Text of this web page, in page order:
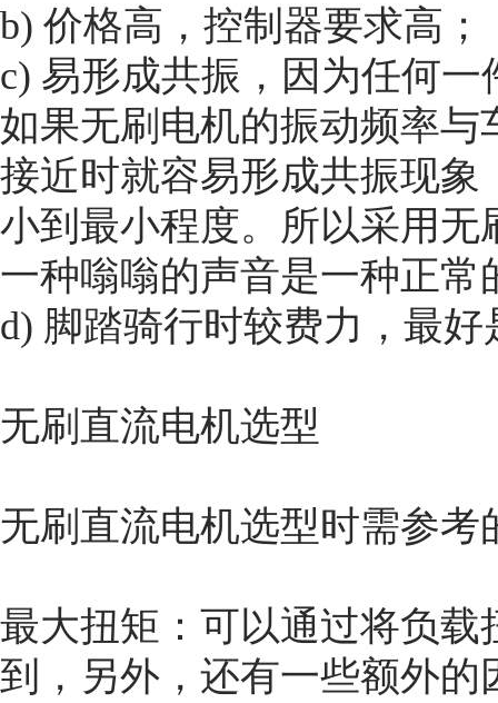
b) 价格高，控制器要求高；
c) 易形成共振，因为任何
如果无刷电机的振动频率
接近时就容易形成共振现
小到最小程度。所以采用
一种嗡嗡的声音是一种正常
d) 脚踏骑行时较费力，最
无刷直流电机选型
无刷直流电机选型时需参
最大扭矩：可以通过将负
到，另外，还有一些额外